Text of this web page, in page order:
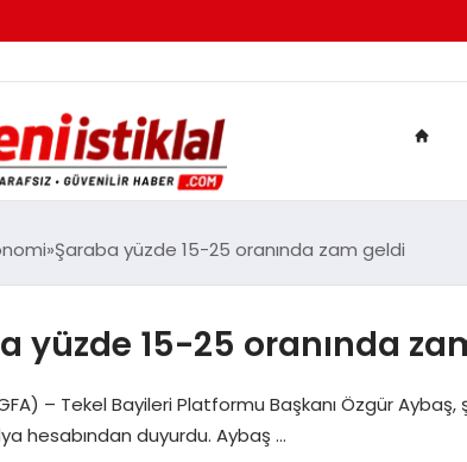
Şaraba yüzde 15-25 oranında zam geldi
yüzde 15-25 oranında
– Tekel Bayileri Platformu Başkanı Özgür
hesabından duyurdu. Aybaş …